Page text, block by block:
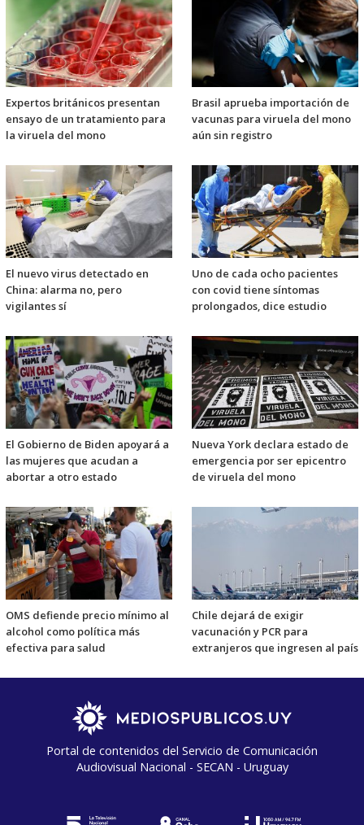
Expertos británicos presentan
ensayo de un tratamiento para
la viruela del mono
Brasil aprueba importación de
vacunas para viruela del mono
aún sin registro
El nuevo virus detectado en
China: alarma no, pero
vigilantes sí
Uno de cada ocho pacientes
con covid tiene síntomas
prolongados, dice estudio
El Gobierno de Biden apoyará a
las mujeres que acudan a
abortar a otro estado
Nueva York declara estado de
emergencia por ser epicentro
de viruela del mono
OMS defiende precio mínimo al
alcohol como política más
efectiva para salud
Chile dejará de exigir
vacunación y PCR para
extranjeros que ingresen al país
Portal de contenidos del Servicio de Comunicación
Audiovisual Nacional - SECAN - Uruguay